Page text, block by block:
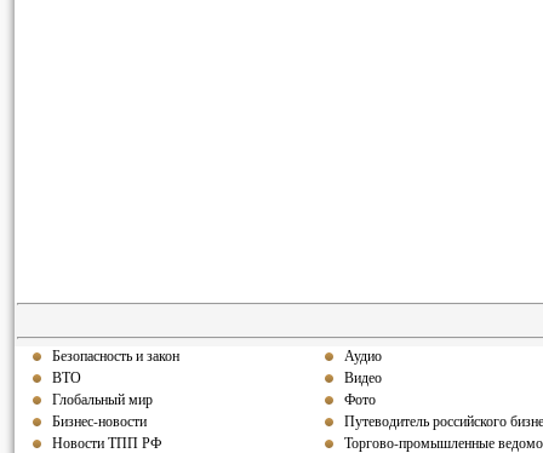
Безопасность и закон
ВТО
Глобальный мир
Бизнес-новости
Новости ТПП РФ
Аудио
Видео
Фото
Путеводитель российского
Торгово-промышленные